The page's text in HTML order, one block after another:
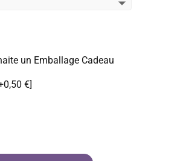
un Emballage Cadeau
€]